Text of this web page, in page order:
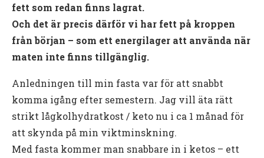
fett som redan finns lagrat.
Och det är precis därför vi har fett på kroppen
från början – som ett energilager att använda när
maten inte finns tillgänglig.
Anledningen till min fasta var för att snabbt
komma igång efter semestern. Jag vill äta rätt
strikt lågkolhydratkost / keto nu i ca 1 månad för
att skynda på min viktminskning.
Med fasta kommer man snabbare in i ketos – ett